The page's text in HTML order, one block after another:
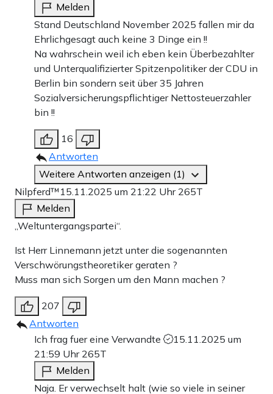
Melden
Stand Deutschland November 2025 fallen mir da
Ehrlichgesagt auch keine 3 Dinge ein !!
Na wahrschein weil ich eben kein Überbezahlter
und Unterqualifizierter Spitzenpolitiker der CDU in
Berlin bin sondern seit über 35 Jahren
Sozialversicherungspflichtiger Nettosteuerzahler
bin !!
16
Antworten
Weitere Antworten anzeigen (1)
Nilpferd™ 15.11.2025 um 21:22 Uhr 265T
Melden
„Weltuntergangspartei“.
Ist Herr Linnemann jetzt unter die sogenannten
Verschwörungstheoretiker geraten ?
Muss man sich Sorgen um den Mann machen ?
207
Antworten
Ich frag fuer eine Verwandte
15.11.2025 um
21:59 Uhr 265T
Melden
Naja. Er verwechselt halt (wie so viele in seiner